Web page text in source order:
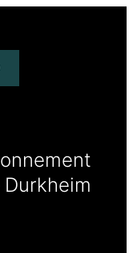
Durkheim